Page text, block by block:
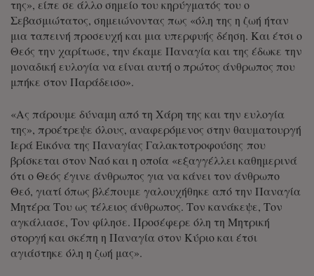
της», είπε σε άλλο σημείο του κηρύγματός του ο
Σεβασμιώτατος, σημειώνοντας πως «όλη της η ζωή ήταν
μια ταπεινή προσευχή και μια υπερφυής δέηση. Και έτσι ο
Θεός την χαρίτωσε, την έκαμε Παναγία και της έδωκε την
μοναδική ευλογία να είναι αυτή ο πρώτος άνθρωπος που
μπήκε στον Παράδεισο».
«Ας πάρουμε δύναμη από τη Χάρη της και την ευλογία
της», προέτρεψε όλους, αναφερόμενος στην θαυματουργή
Ιερά Εικόνα της Παναγίας Γαλακτοτροφούσης που
βρίσκεται στον Ναό και η οποία «εξαγγέλλει καθημερινά
ότι ο Θεός έγινε άνθρωπος για να κάνει τον άνθρωπο
Θεό, γιατί όπως βλέπουμε γαλουχήθηκε από την Παναγία
Μητέρα Του ως τέλειος άνθρωπος. Τον κανάκεψε, Τον
αγκάλιασε, Τον φίλησε. Προσέφερε όλη τη Μητρική
στοργή και σκέπη η Παναγία στον Κύριο και έτσι
αγιάστηκε όλη η ζωή μας».